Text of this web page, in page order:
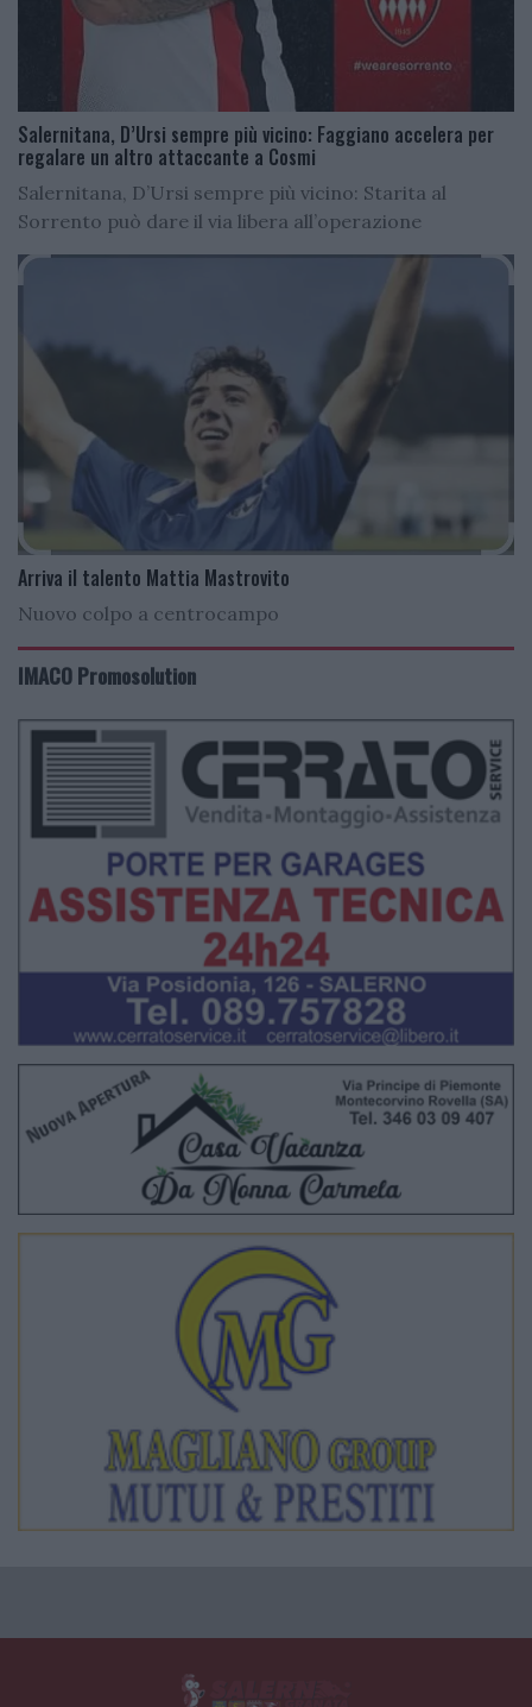
Salernitana, D’Ursi sempre più vicino: Faggiano accelera per
regalare un altro attaccante a Cosmi
Salernitana, D’Ursi sempre più vicino: Starita al
Sorrento può dare il via libera all’operazione
Arriva il talento Mattia Mastrovito
Nuovo colpo a centrocampo
IMACO Promosolution